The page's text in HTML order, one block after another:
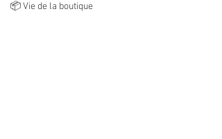
📦 Vie de la boutique